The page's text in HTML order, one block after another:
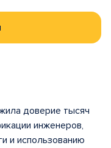
доверие тысяч
инженеров,
и использованию